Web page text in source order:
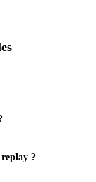
replay ?